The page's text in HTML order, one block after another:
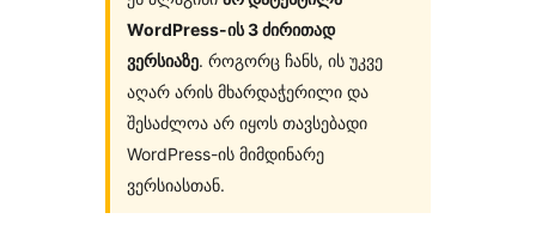
WordPress-ის 3 ძირითად
ვერსიაზე. როგორც ჩანს, ის უკვე
აღარ არის მხარდაჭერილი და
შესაძლოა არ იყოს თავსებადი
WordPress-ის მიმდინარე
ვერსიასთან.